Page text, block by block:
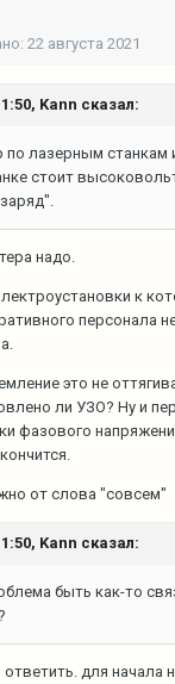
22 августа 2021
Kann сказал:
лазерным станкам
стоит
надо.
к
персонала
это не
ли УЗО? Ну и
фазового
от слова "совсем"
Kann сказал:
быть как-то
для начала